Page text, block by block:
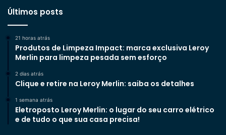
Últimos posts
21 horas atrás
Produtos de Limpeza Impact: marca exclusiva Leroy
Merlin para limpeza pesada sem esforço
2 dias atrás
Clique e retire na Leroy Merlin: saiba os detalhes
1 semana atrás
Eletroposto Leroy Merlin: o lugar do seu carro elétrico
e de tudo o que sua casa precisa!